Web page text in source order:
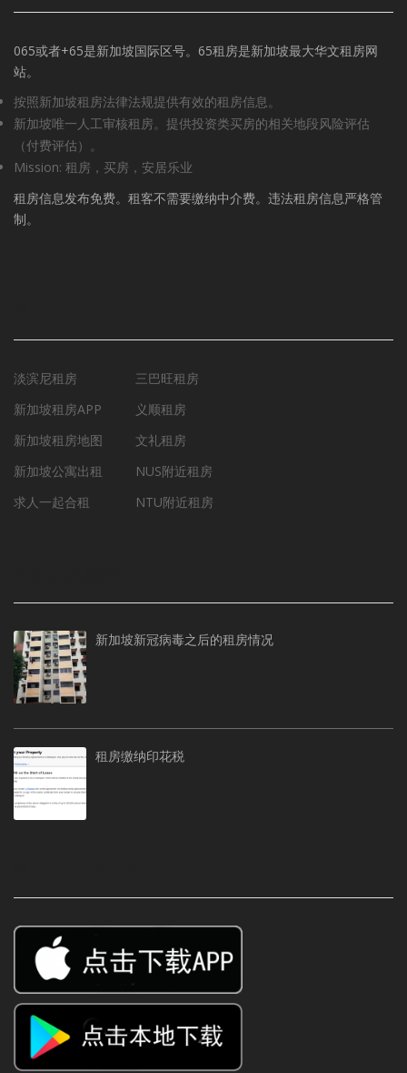
065或者+65是新加坡国际区号。65租房是新加坡最大华文租房网
站。
按照新加坡租房法律法规提供有效的租房信息。
新加坡唯一人工审核租房。提供投资类买房的相关地段风险评估
（付费评估）。
Mission: 租房，买房，安居乐业
租房信息发布免费。租客不需要缴纳中介费。违法租房信息严格管
制。
淡滨尼租房
新加坡租房APP
新加坡租房地图
新加坡公寓出租
求人一起合租
三巴旺租房
义顺租房
文礼租房
NUS附近租房
NTU附近租房
新加坡新冠病毒之后的租房情况
租房缴纳印花税